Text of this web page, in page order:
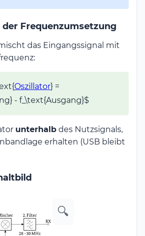
Frequenzumsetzung
das Eingangssignal mit
Oszillator} =
- f_\text{Ausgang}$
unterhalb des Nutzsignals,
erhalten (USB bleibt
🔍